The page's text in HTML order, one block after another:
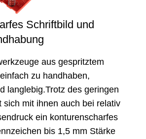
Schriftbild und
aus gespritztem
zu handhaben,
langlebig.Trotz des geringen
sich mit ihnen auch bei relativ
ein konturenscharfes
bis 1,5 mm Stärke